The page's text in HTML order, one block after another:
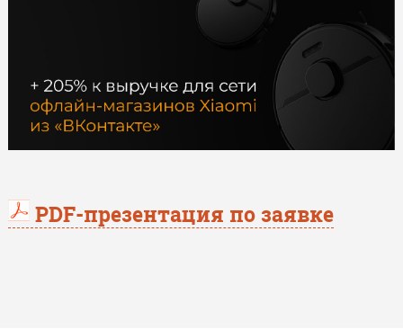
PDF-презентация по заявке